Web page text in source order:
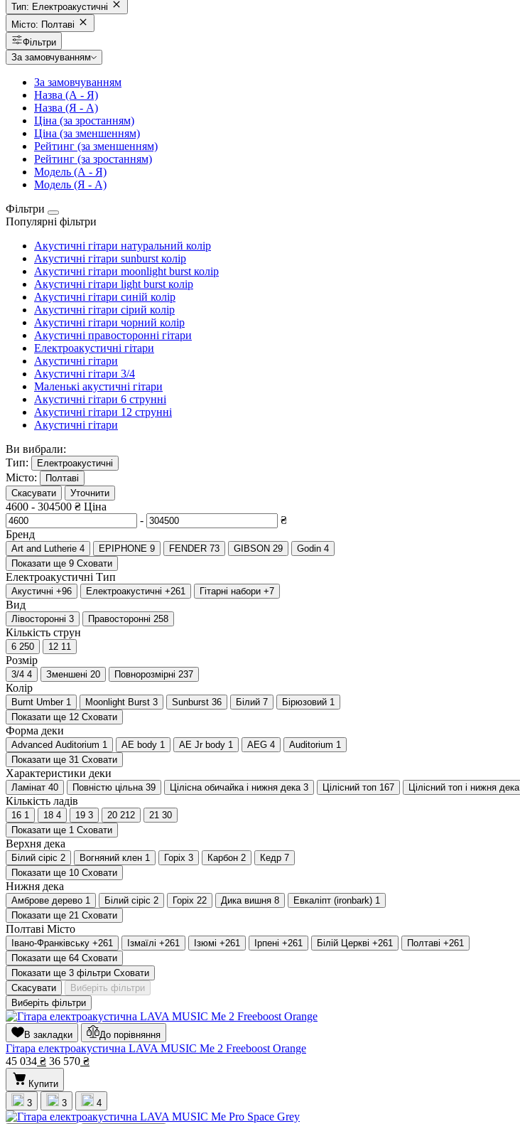
Тип: Електроакустичні
Місто: Полтаві
Фільтри
За замовчуванням
За замовчуванням
Назва (А - Я)
Назва (Я - А)
Ціна (за зростанням)
Ціна (за зменшенням)
Рейтинг (за зменшенням)
Рейтинг (за зростанням)
Модель (А - Я)
Модель (Я - А)
Фільтри
Популярні фільтри
Акустичні гітари натуральний колір
Акустичні гітари sunburst колір
Акустичні гітари moonlight burst колір
Акустичні гітари light burst колір
Акустичні гітари синій колір
Акустичні гітари сірий колір
Акустичні гітари чорний колір
Акустичні правосторонні гітари
Електроакустичні гітари
Акустичні гітари
Акустичні гітари 3/4
Маленькі акустичні гітари
Акустичні гітари 6 струнні
Акустичні гітари 12 струнні
Акустичні гітари
Ви вибрали:
Тип:
Електроакустичні
Місто:
Полтаві
Скасувати
Уточнити
4600 - 304500 ₴ Ціна
-
₴
Бренд
Art and Lutherie 4 EPIPHONE 9 FENDER 73 GIBSON 29 Godin 4
Показати ще 9 Сховати
Електроакустичні Тип
Акустичні +96 Електроакустичні +261 Гітарні набори +7
Вид
Лівосторонні 3 Правосторонні 258
Кількість струн
6 250 12 11
Розмір
3/4 4 Зменшені 20 Повнорозмірні 237
Колір
Burnt Umber 1 Moonlight Burst 3 Sunburst 36 Білий 7 Бірюзовий 1
Показати ще 12 Сховати
Форма деки
Advanced Auditorium 1 AE body 1 AE Jr body 1 AEG 4 Auditorium 1
Показати ще 31 Сховати
Характеристики деки
Ламінат 40 Повністю цільна 39 Цілісна обичайка і нижня дека 3 Цілісний топ 167 Цілісний топ і нижня дека
Кількість ладів
16 1 18 4 19 3 20 212 21 30
Показати ще 1 Сховати
Верхня дека
Білий сіріс 2 Вогняний клен 1 Горіх 3 Карбон 2 Кедр 7
Показати ще 10 Сховати
Нижня дека
Амброве дерево 1 Білий сіріс 2 Горіх 22 Дика вишня 8 Евкаліпт (ironbark) 1
Показати ще 21 Сховати
Полтаві Місто
Івано-Франківську +261 Ізмаїлі +261 Ізюмі +261 Ірпені +261 Білій Церкві +261 Полтаві +261
Показати ще 64 Сховати
Показати ще 3 фільтри Сховати
Скасувати
Виберіть фільтри
Виберіть фільтри
В закладки До порівняння
Гітара електроакустична LAVA MUSIC Me 2 Freeboost Orange
45 034 ₴ 36 570 ₴
Купити
3
3 4